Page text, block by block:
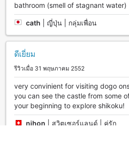
bathroom (smell of stagnant water)
cath ญี่ปุ่น | กลุ่มเพื่อน
ดีเยี่ยม
รีวิวเมื่อ 31 พฤษภาคม 2552
very convinient for visiting dogo
you can see the castle from some
your beginning to explore shikoku!
nihon สวิตเซอร์แลนด์ | คู่รัก